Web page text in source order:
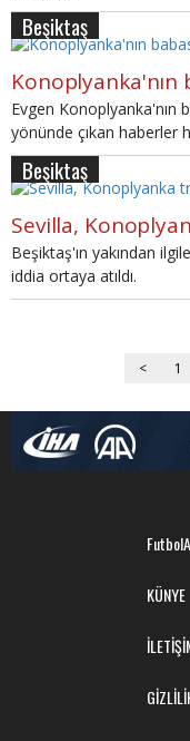
Beşiktaş
Konoplyanka'nın
Evgen Konoplyanka'nın
yönünde çıkan haberler
Beşiktaş
Sevilla,
Beşiktaş'ın yakından
iddia ortaya atıldı.
< 1
KÜNYE